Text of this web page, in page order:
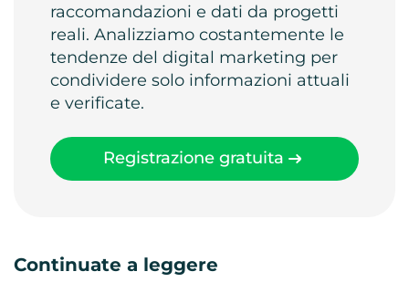
raccomandazioni e dati da progetti
reali. Analizziamo costantemente le
tendenze del digital marketing per
condividere solo informazioni attuali
e verificate.
Registrazione gratuita
Continuate a leggere